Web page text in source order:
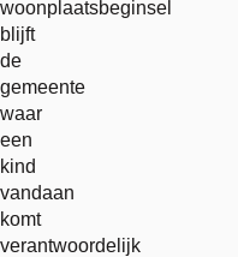
woonplaatsbeginsel
blijft
de
gemeente
waar
een
kind
vandaan
komt
verantwoordelijk